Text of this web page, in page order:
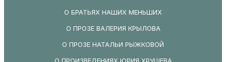
О БРАТЬЯХ НАШИХ МЕНЬШИХ
О ПРОЗЕ ВАЛЕРИЯ КРЫЛОВА
О ПРОЗЕ НАТАЛЬИ РЫЖКОВОЙ
О ПРОИЗВЕДЕНИЯХ ЮРИЯ ХРУЩЕВА